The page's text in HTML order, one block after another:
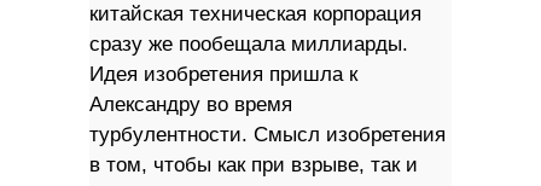
китайская техническая корпорация
сразу же пообещала миллиарды.
Идея изобретения пришла к
Александру во время
турбулентности. Смысл изобретения
в том, чтобы как при взрыве, так и